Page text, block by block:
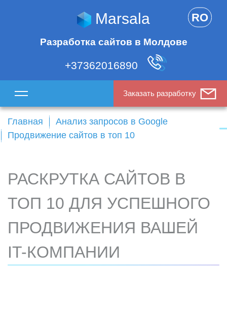
Marsala
Разработка сайтов в Молдове
+37362016890
RO
Заказать разработку
Главная
Анализ запросов в Google
Продвижение сайтов в топ 10
РАСКРУТКА САЙТОВ В
ТОП 10 ДЛЯ УСПЕШНОГО
ПРОДВИЖЕНИЯ ВАШЕЙ
IT-КОМПАНИИ